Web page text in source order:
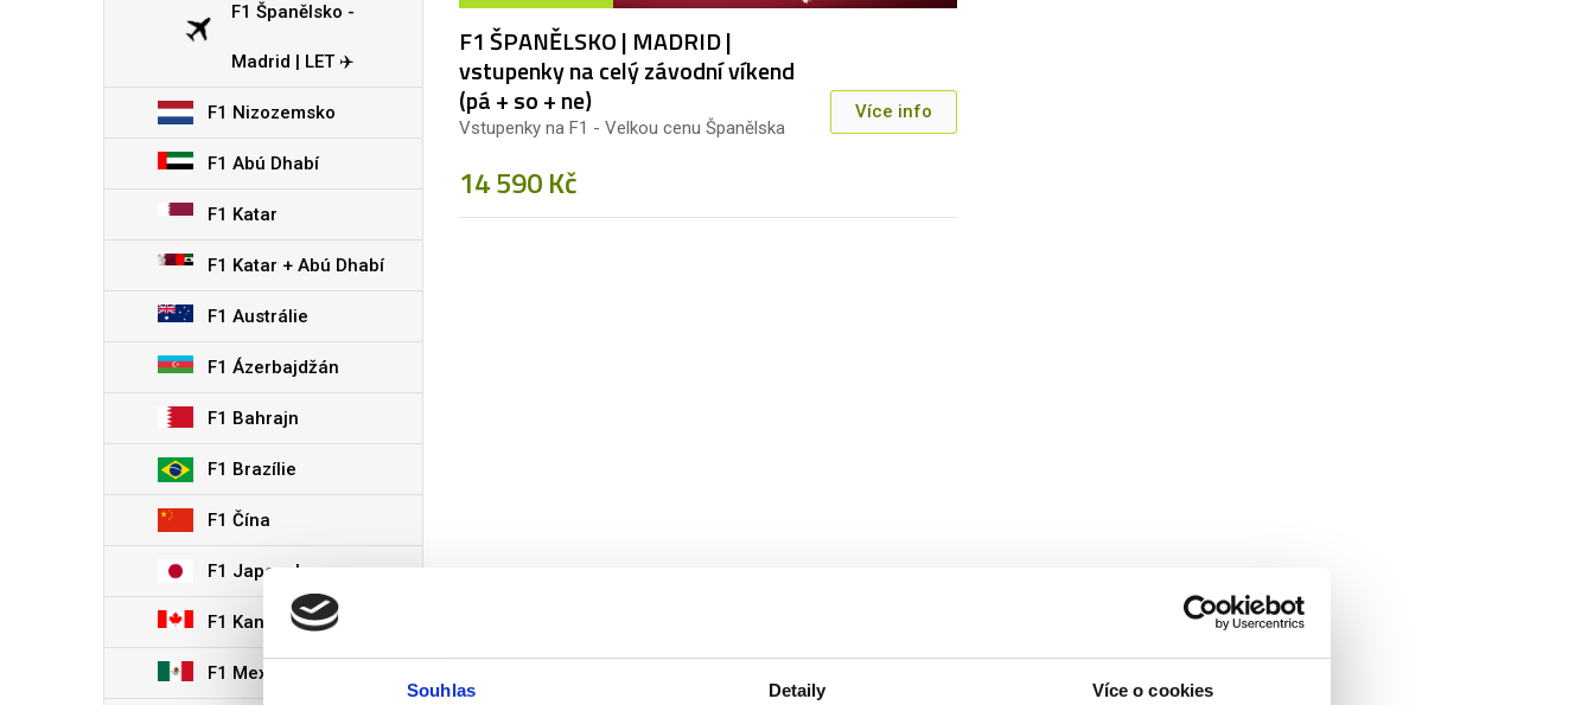
Souhlas Detaily Více o cookies
F1 ŠPANĚLSKO | MADRID |
vstupenky na celý závodní víkend
(pá + so + ne)
Vstupenky na F1 - Velkou cenu Španělska
14 590 Kč
Více info
F1 Španělsko -
Madrid | LET ✈️
F1 Nizozemsko
F1 Abú Dhabí
F1 Katar
F1 Katar + Abú Dhabí
F1 Austrálie
F1 Ázerbajdžán
F1 Bahrajn
F1 Brazílie
F1 Čína
F1 Japonsko
F1 Kanada
F1 Mexiko